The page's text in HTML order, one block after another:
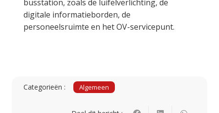
busstation, zoals de luifelverlichting, de
digitale informatieborden, de
personeelsruimte en het OV-servicepunt.
Categorieën : Algemeen